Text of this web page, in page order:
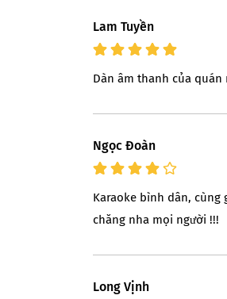
Lam Tuyền
Dàn âm thanh của
Ngọc Ðoàn
Karaoke bình dân, cùng
chăng nha mọi người !!!
Long Vịnh